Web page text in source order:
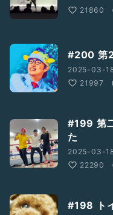
21860
#200 第2
2025-03-
21997
#199 第
た
2025-03-
22290
#198 ト